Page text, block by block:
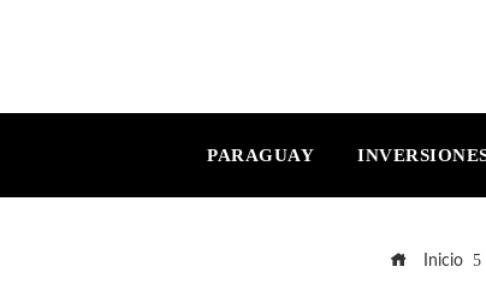
PARAGUAY
Inicio